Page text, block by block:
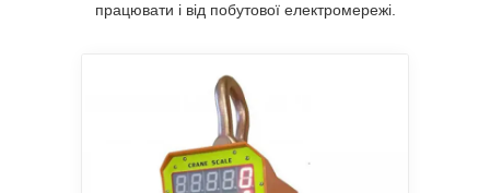
працювати і від побутової електромережі.